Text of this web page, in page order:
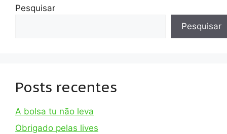
Pesquisar
Pesquisar
Posts recentes
A bolsa tu não leva
Obrigado pelas lives